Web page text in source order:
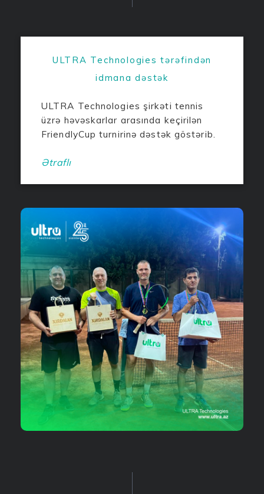
ULTRA Technologies tərəfindən
idmana dəstək
ULTRA Technologies şirkəti tennis
üzrə həvəskarlar arasında keçirilən
FriendlyCup turnirinə dəstək göstərib.
Ətraflı